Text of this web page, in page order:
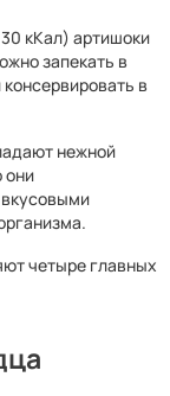
кКал) артишоки
запекать в
в
нежной
они
вкусовыми
четыре главных